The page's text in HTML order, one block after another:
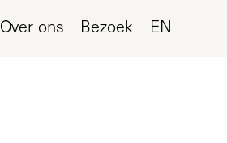
Over ons Bezoek EN